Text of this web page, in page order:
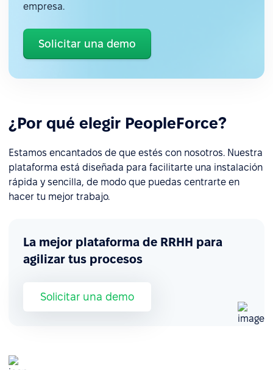
empresa.
Solicitar una demo
¿Por qué elegir PeopleForce?
Estamos encantados de que estés con nosotros. Nuestra
plataforma está diseñada para facilitarte una instalación
rápida y sencilla, de modo que puedas centrarte en
hacer tu mejor trabajo.
La mejor plataforma de RRHH para
agilizar tus procesos
Solicitar una demo